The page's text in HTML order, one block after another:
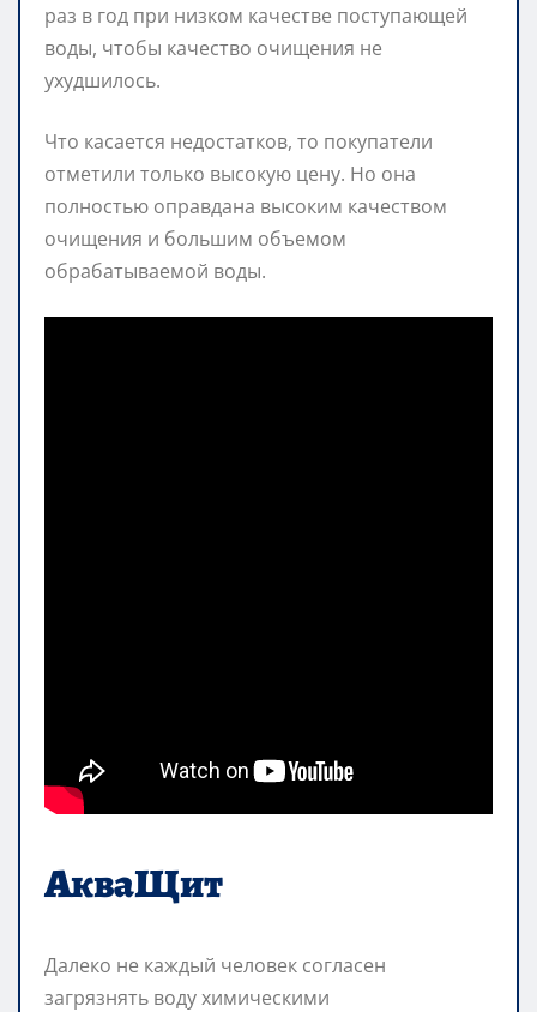
раз в год при низком качестве поступающей
воды, чтобы качество очищения не
ухудшилось.
Что касается недостатков, то покупатели
отметили только высокую цену. Но она
полностью оправдана высоким качеством
очищения и большим объемом
обрабатываемой воды.
АкваЩит
Далеко не каждый человек согласен
загрязнять воду химическими